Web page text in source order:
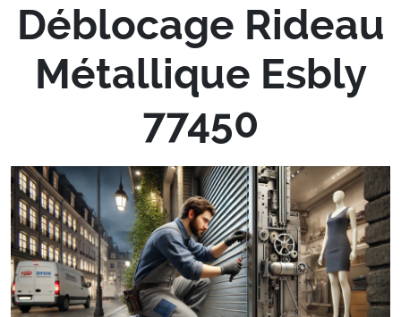
Déblocage Rideau
Métallique Esbly
77450